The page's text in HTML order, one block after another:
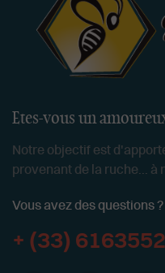
Etes-vous un
Notre objectif est
provenant de la ruche... à
Vous avez des questions
+ (33)